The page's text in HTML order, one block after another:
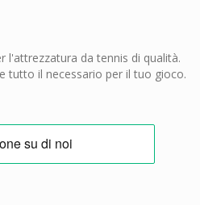
l'attrezzatura da tennis di qualità.
tutto il necessario per il tuo gioco.